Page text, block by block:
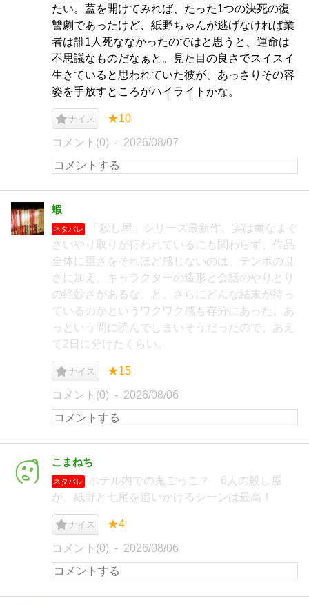
たい。蓋を開けてみれば、たった1つの決死の復
讐劇であったけど、紙野ちゃんが逃げなければ業
者は誰1人死ななかったのではと思うと、運命は
不思議なものだなぁと。見た目の良さでスイスイ
生きていると思われていた彼が、あっさりその容
姿を手放すところがハイライトかな。
ナイス ★10
コメント(0) 2026/08/07
蝦
ネタバレ
「殺し屋」シリーズ最新作。実は血なまぐ
さいやり取りが行われているにも関わらず、作品
全体に重さをそれほど感じないのは、テンポの良
さに加え、キャラクターの造形と会話のやりとり
の絶妙さがあるな、と。さらにどんな結末が待っ
ているのかというワクワク感も存分にあった。あ
っという間に読んでしまいそうだったので、あえ
て2日に分けたくらい。
ナイス ★15
コメント(0) 2026/08/06
こまねち
ネタバレ
ホテル内での鬼ごっこ？ 6人の殺し屋
が、紙野と七尾を追いかけるシーンは最高！
ナイス ★4
コメント(0) 2026/08/06